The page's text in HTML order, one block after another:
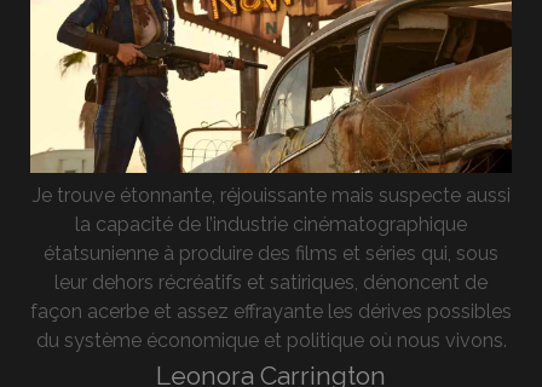
Je trouve étonnante, réjouissante mais suspecte aussi
la capacité de l’industrie cinématographique
étatsunienne à produire des films et séries qui, sous
leur dehors récréatifs et satiriques, dénoncent de
façon acerbe et assez effrayante les dérives possibles
du système économique et politique où nous vivons.
Leonora Carrington